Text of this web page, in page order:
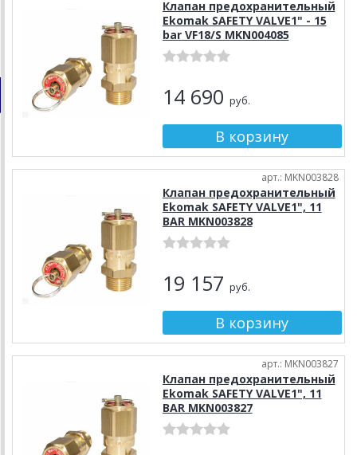
Клапан предохранительный
Ekomak SAFETY VALVE1" - 15
bar VF18/S MKN004085
14 690 руб.
арт.: MKN003828
Клапан предохранительный
Ekomak SAFETY VALVE1", 11
BAR MKN003828
19 157 руб.
арт.: MKN003827
Клапан предохранительный
Ekomak SAFETY VALVE1", 11
BAR MKN003827